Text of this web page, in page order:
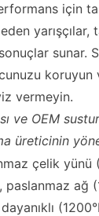
için
sunar.
koruyun
vermeyin.
ve OEM
üreticinin
çelik yünü
ağ